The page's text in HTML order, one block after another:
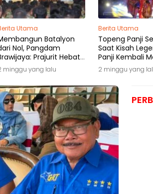
Utama
Batalyon
Nol, Pangdam
Prajurit Hebat
yang Dibutuhkan
minggu yang lalu
Berita Utama
Topeng Panji
Saat Kisah
Panji Kembali
Malang
2 minggu yang